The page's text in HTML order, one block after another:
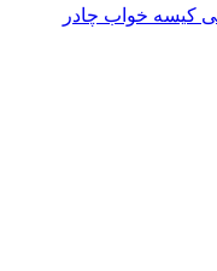
خوابچادر